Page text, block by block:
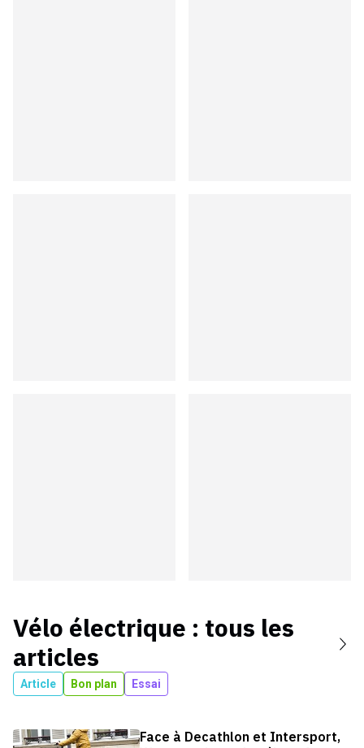
Vélo électrique : tous les
articles
Article Bon plan Essai
Face à Decathlon et Intersport,